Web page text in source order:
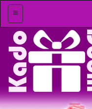
منو